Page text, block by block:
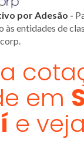
por Adesão -
às entidades de
em
e